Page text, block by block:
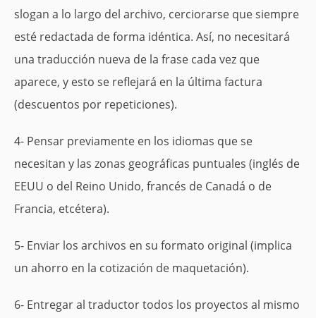
slogan a lo largo del archivo, cerciorarse que siempre
esté redactada de forma idéntica. Así, no necesitará
una traducción nueva de la frase cada vez que
aparece, y esto se reflejará en la última factura
(descuentos por repeticiones).
4- Pensar previamente en los idiomas que se
necesitan y las zonas geográficas puntuales (inglés de
EEUU o del Reino Unido, francés de Canadá o de
Francia, etcétera).
5- Enviar los archivos en su formato original (implica
un ahorro en la cotización de maquetación).
6- Entregar al traductor todos los proyectos al mismo